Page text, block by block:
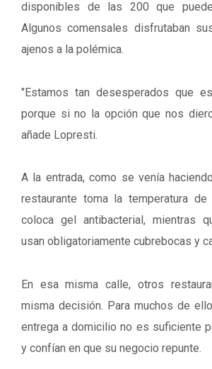
disponibles de las 200 que
Algunos comensales disfrutaban
ajenos a la polémica.
"Estamos tan desesperados que
porque si no la opción que nos
añade Lopresti.
A la entrada, como se venía
restaurante toma la temperatura
coloca gel antibacterial, mientras
usan obligatoriamente cubrebocas y
En esa misma calle, otros
misma decisión. Para muchos de
entrega a domicilio no es suficiente
y confían en que su negocio repunte.